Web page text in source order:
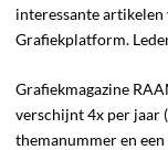
interessante artikelen
Grafiekplatform.
Grafiekmagazine
verschijnt 4x per jaar
themanummer en